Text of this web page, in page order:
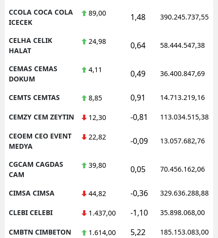
CCOLA COCA COLA
ICECEK
89,00 1,48 390.245.737,55
CELHA CELIK
HALAT
24,98 0,64 58.444.547,38
CEMAS CEMAS
DOKUM
4,11 0,49 36.400.847,69
CEMTS CEMTAS 8,85 0,91 14.713.219,16
CEMZY CEM ZEYTIN 12,30 -0,81 113.034.515,38
CEOEM CEO EVENT
MEDYA
22,82 -0,09 13.057.682,76
CGCAM CAGDAS
CAM
39,80 0,05 70.456.162,06
CIMSA CIMSA 44,82 -0,36 329.636.288,88
CLEBI CELEBI 1.437,00 -1,10 35.898.068,00
CMBTN CIMBETON 1.614,00 5,22 185.153.083,00